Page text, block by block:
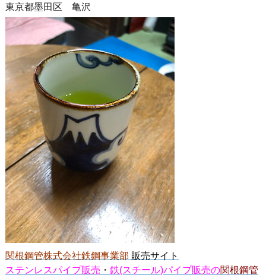
東京都墨田区 亀沢
関根鋼管株式会社鉄鋼事業部 販売サイト
ステンレスパイプ販売 ・ 鉄(スチール)パイプ販売の関根鋼管